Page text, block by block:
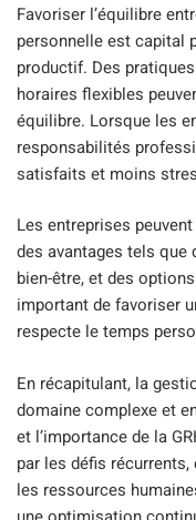
Favoriser l’équilibre
personnelle est capital
productif. Des
horaires flexibles
équilibre. Lorsque les
responsabilités
satisfaits et moins
Les entreprises
des avantages tels que
bien-être, et des
important de favoriser
respecte le temps
En récapitulant, la
domaine complexe et
et l’importance de la
par les défis
les ressources